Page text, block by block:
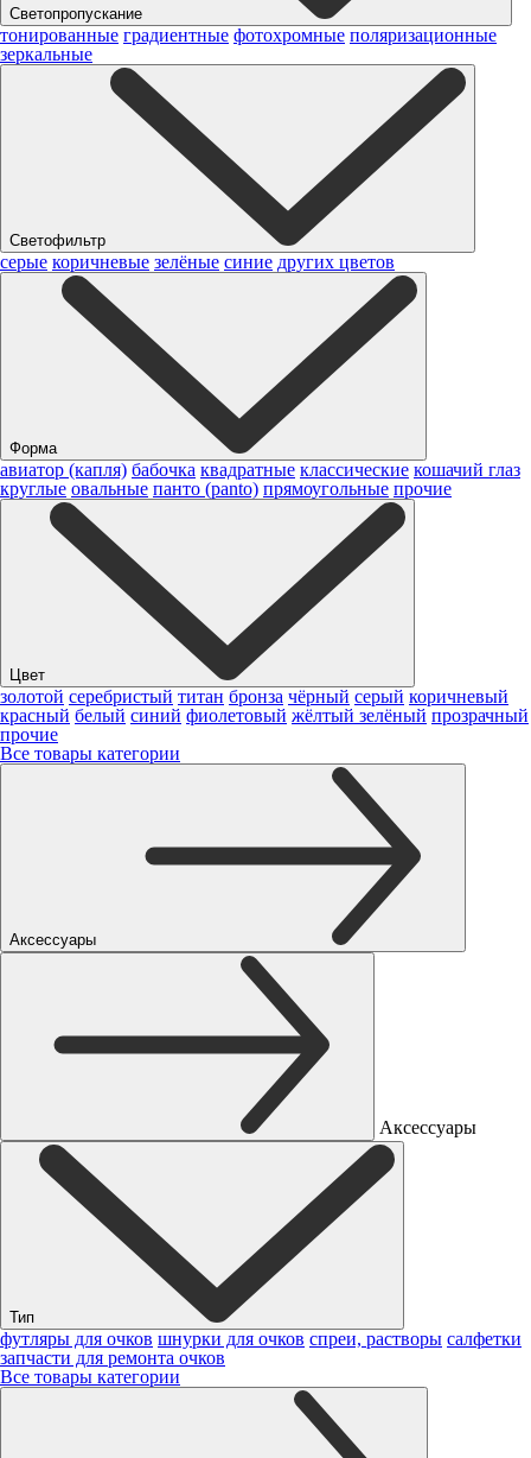
Светопропускание
тонированные градиентные фотохромные поляризационные
зеркальные
Светофильтр
серые коричневые зелёные синие других цветов
Форма
авиатор (капля) бабочка квадратные классические кошачий глаз
круглые овальные панто (panto) прямоугольные прочие
Цвет
золотой серебристый титан бронза чёрный серый коричневый
красный белый синий фиолетовый жёлтый зелёный прозрачный
прочие
Все товары категории
Аксессуары
Аксессуары
Тип
футляры для очков шнурки для очков спреи, растворы салфетки
запчасти для ремонта очков
Все товары категории